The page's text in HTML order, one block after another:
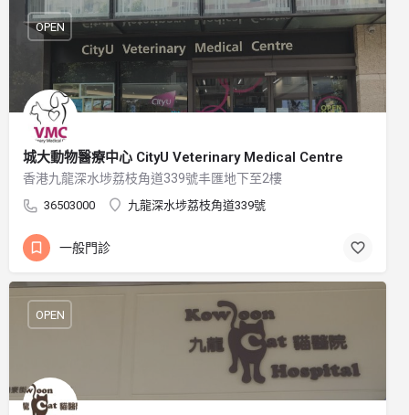
城大動物醫療中心 CityU Veterinary Medical Centre
香港九龍深水埗荔枝角道339號丰匯地下至2樓
36503000 九龍深水埗荔枝角道339號
OPEN
一般門診
OPEN